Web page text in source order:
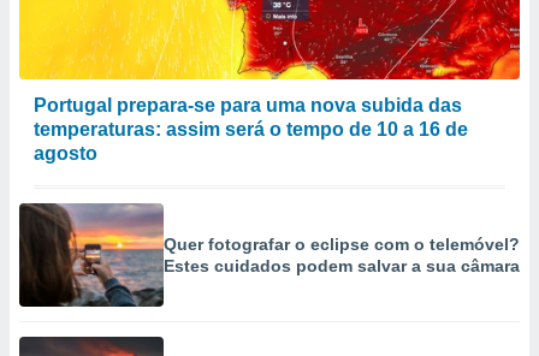
Portugal prepara-se para uma nova subida das
temperaturas: assim será o tempo de 10 a 16 de
agosto
Quer fotografar o eclipse com o telemóvel?
Estes cuidados podem salvar a sua câmara